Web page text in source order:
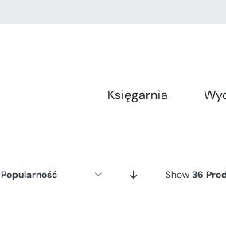
Księgarnia
Popularność Show36